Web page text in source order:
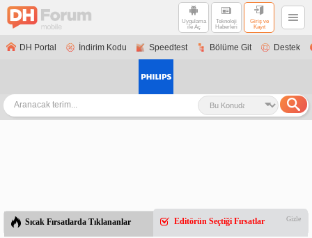
Uygulama
ile Aç
Teknoloji
Haberleri
Giriş ve
Kayıt
DH Portal İndirim Kodu Speedtest Bölüme Git Destek
Sıcak Fırsatlarda Tıklananlar Editörün Seçtiği Fırsatlar Gizle